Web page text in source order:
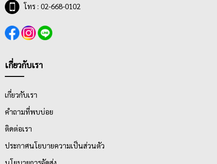
โทร : 02-668-0102
เกี่ยวกับเรา
เกี่ยวกับเรา
คำถามที่พบบ่อย
ติดต่อเรา
ประกาศนโยบายความเป็นส่วนตัว